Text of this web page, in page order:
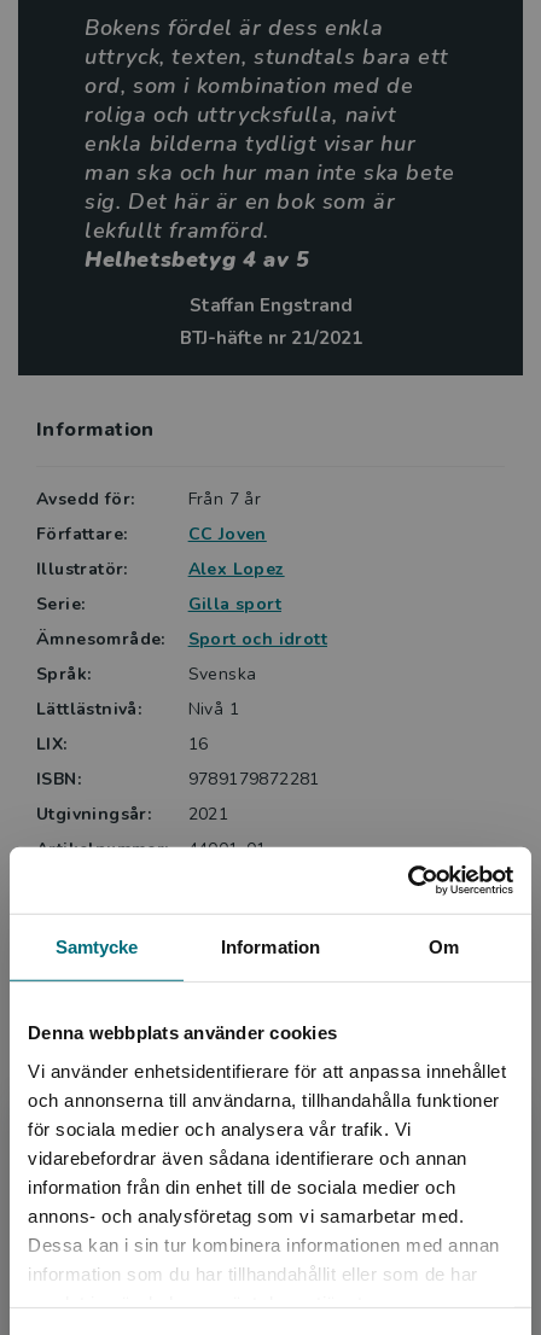
Samtycke Information Om
Denna webbplats använder cookies
Vi använder enhetsidentifierare för att anpassa innehållet
och annonserna till användarna, tillhandahålla funktioner
för sociala medier och analysera vår trafik. Vi
vidarebefordrar även sådana identifierare och annan
information från din enhet till de sociala medier och
annons- och analysföretag som vi samarbetar med.
Dessa kan i sin tur kombinera informationen med annan
information som du har tillhandahållit eller som de har
Begränsad fraktregion
Det verkar som att du besöker
CC Joven är en pseudonym för Christianne Jones. Hon
har skrivit mer än 50 böcker och är bosatt i Mankato,
Minnesota, med sin man och tre tjejer.
Alex Lopez är från Spanien. Han har ritat så länge han
kan minnas.
Boken finns också på engelska.
Boken finns även som e-bok och ljudbok.
Bokens fördel är dess enkla
uttryck, texten, stundtals bara ett
ord, som i kombination med de
roliga och uttrycksfulla, naivt
enkla bilderna tydligt visar hur
man ska och hur man inte ska bete
sig. Det här är en bok som är
lekfullt framförd.
Helhetsbetyg 4 av 5
Staffan Engstrand
BTJ-häfte nr 21/2021
Information
Avsedd för:
Från 7 år
Författare:
CC Joven
Illustratör:
Alex Lopez
Serie:
Gilla sport
Ämnesområde:
Sport och idrott
Språk:
Svenska
Lättlästnivå:
Nivå 1
LIX:
16
ISBN:
9789179872281
Utgivningsår:
2021
Artikelnummer:
44001-01
Sidantal:
44
Köp- och leveransvillkor
Relaterat